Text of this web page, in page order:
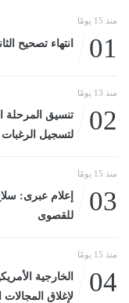
منذ 15 يومًا
01 انتهاء تصحيح
منذ 13 يومًا
02
لتسجيل الرغبات
منذ 15 يومًا
03
إعلام عبرى:
للقصوى
منذ 15 يومًا
04
الخارجية
لإغلاق المجالات